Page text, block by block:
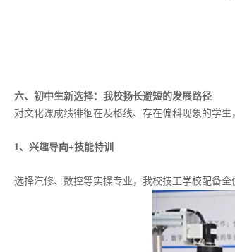
六、初中生新选择：我校扬长避短的发展路径
对文化课成绩徘徊在及格线、存在偏科现象的学
1、兴趣导向+技能特训
选择汽修、数控等实操专业，我校技工学校配备